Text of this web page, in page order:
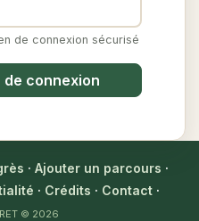
de connexion sécurisé
de connexion
· Ajouter un parcours ·
· Crédits · Contact ·
© 2026